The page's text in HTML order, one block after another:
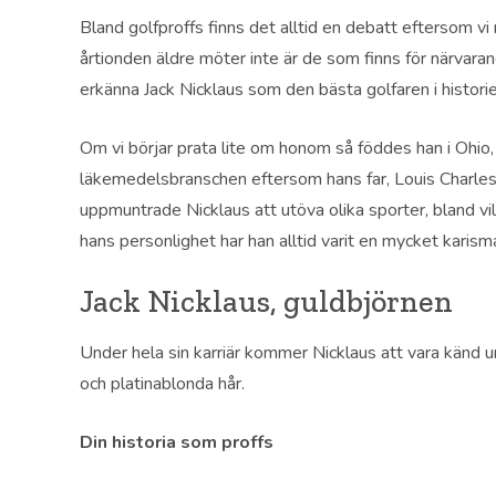
Bland golfproffs finns det alltid en debatt eftersom
årtionden äldre möter inte är de som finns för
erkänna Jack Nicklaus som den bästa golfaren i
Om vi ​​börjar prata lite om honom så föddes han i
läkemedelsbranschen eftersom hans far, Louis
uppmuntrade Nicklaus att utöva olika sporter, bland
hans personlighet har han alltid varit en mycket
Jack Nicklaus, guldbjörnen
Under hela sin karriär kommer Nicklaus att vara känd
och platinablonda hår.
Din historia som proffs